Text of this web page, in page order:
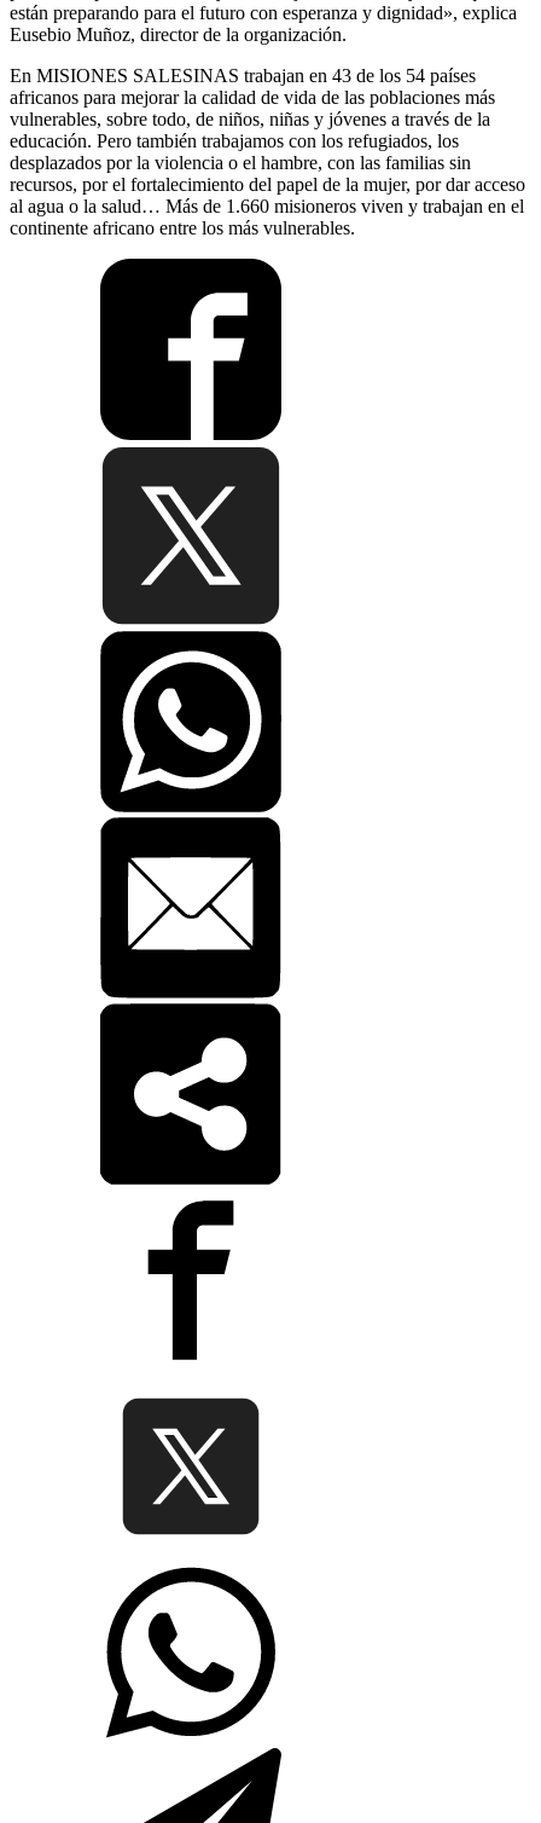
están preparando para el futuro con esperanza y dignidad», explica
Eusebio Muñoz, director de la organización.
En MISIONES SALESINAS trabajan en 43 de los 54 países
africanos para mejorar la calidad de vida de las poblaciones más
vulnerables, sobre todo, de niños, niñas y jóvenes a través de la
educación. Pero también trabajamos con los refugiados, los
desplazados por la violencia o el hambre, con las familias sin
recursos, por el fortalecimiento del papel de la mujer, por dar acceso
al agua o la salud… Más de 1.660 misioneros viven y trabajan en el
continente africano entre los más vulnerables.